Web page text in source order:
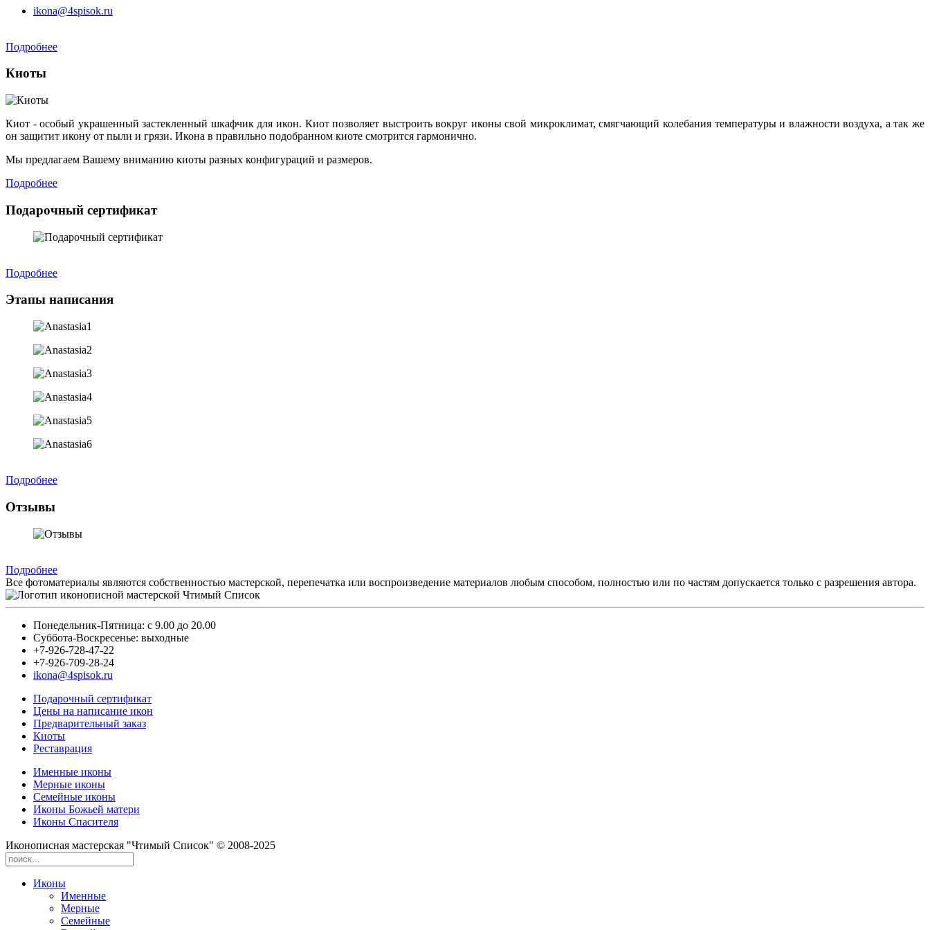
ikona@4spisok.ru
Подробнее
Киоты
Киот - особый украшенный застекленный шкафчик для икон. Киот позволяет выстроить вокруг иконы свой микроклимат, смягчающий колебания температуры и влажности воздуха, а так же
он защитит икону от пыли и грязи. Икона в правильно подобранном киоте смотрится гармонично.
Мы предлагаем Вашему вниманию киоты разных конфигураций и размеров.
Подробнее
Подарочный сертификат
Подробнее
Этапы написания
Подробнее
Отзывы
Подробнее
Все фотоматериалы являются собственностью мастерской, перепечатка или воспроизведение материалов любым способом, полностью или по частям допускается только с разрешения автора.
Понедельник-Пятница: с 9.00 до 20.00
Суббота-Воскресенье: выходные
+7-926-728-47-22
+7-926-709-28-24
ikona@4spisok.ru
Подарочный сертификат
Цены на написание икон
Предварительный заказ
Киоты
Реставрация
Именные иконы
Мерные иконы
Семейные иконы
Иконы Божьей матери
Иконы Спасителя
Иконописная мастерская "Чтимый Список" © 2008-2025
Иконы
Именные
Мерные
Семейные